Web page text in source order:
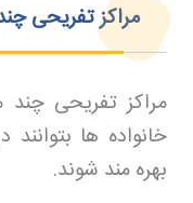
مراکز تفریحی
مراکز تفریحی چند
خانواده ها
بهره مند شوند.